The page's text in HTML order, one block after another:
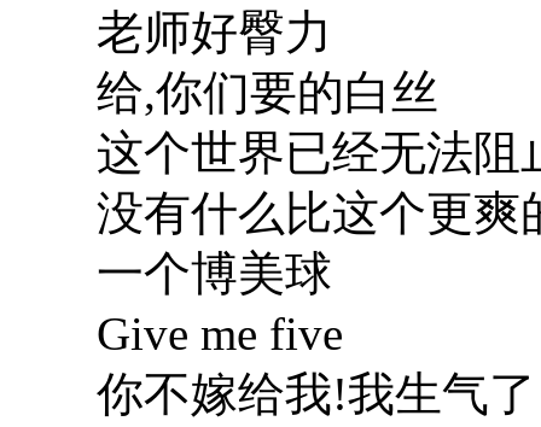
老师好臀力
给,你们要的白丝
这个世界已经无法阻
没有什么比这个更爽
一个博美球
Give me five
你不嫁给我!我生气